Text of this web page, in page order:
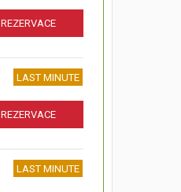
REZERVACE
LAST MINUTE
REZERVACE
LAST MINUTE